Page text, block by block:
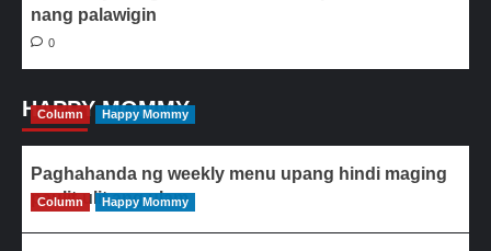
nang palawigin
0
HAPPY MOMMY
Column Happy Mommy
Paghahanda ng weekly menu upang hindi maging
paulit-ulit ang ulam
Column Happy Mommy